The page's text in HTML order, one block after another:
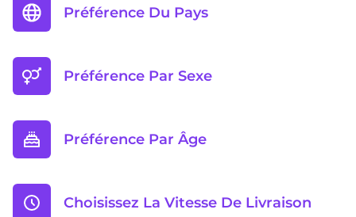
Préférence Du Pays
Préférence Par Sexe
Préférence Par Âge
Choisissez La Vitesse De Livraison